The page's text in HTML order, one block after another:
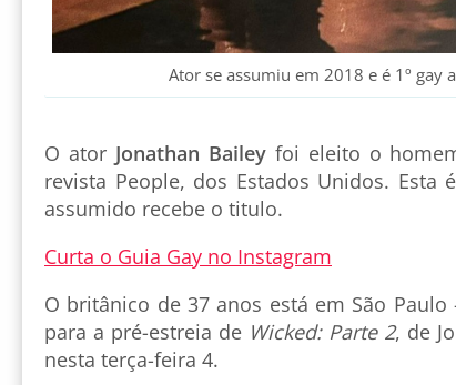
Ator se assumiu em 2018 e é 1º gay
O ator Jonathan Baileyfoi eleito o
revista People, dos Estados Unidos.
assumido recebe o titulo.
Curta o Guia Gay no Instagram
O britânico de 37 anos está em São
para a pré-estreia de Wicked: Parte 2, de
nesta terça-feira 4.